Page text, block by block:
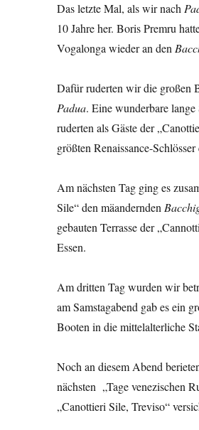
Das letzte Mal, als wir nach
10 Jahre her. Boris Premru
Vogalonga wieder an den
Dafür ruderten wir die großen
Padua. Eine wunderbare
ruderten als Gäste der
größten Renaissance-
Am nächsten Tag ging es
Sile“ den mäandernden
gebauten Terrasse der
Essen.
Am dritten Tag wurden wir
am Samstagabend gab es ein
Booten in die mittelalterliche
Noch an diesem Abend
nächsten „Tage venezischen
„Canottieri Sile, Treviso“